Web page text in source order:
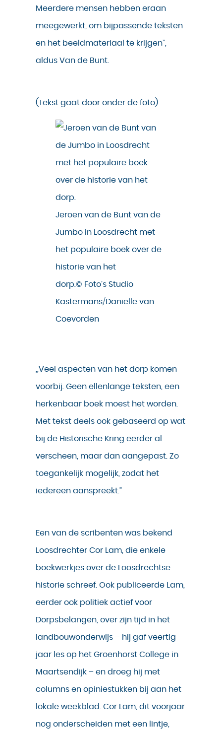
Meerdere mensen hebben eraan
meegewerkt, om bijpassende teksten
en het beeldmateriaal te krijgen”,
aldus Van de Bunt.
(Tekst gaat door onder de foto)
Jeroen van de Bunt van de
Jumbo in Loosdrecht met
het populaire boek over de
historie van het
dorp.© Foto’s Studio
Kastermans/Danielle van
Coevorden
,,Veel aspecten van het dorp komen
voorbij. Geen ellenlange teksten, een
herkenbaar boek moest het worden.
Met tekst deels ook gebaseerd op wat
bij de Historische Kring eerder al
verscheen, maar dan aangepast. Zo
toegankelijk mogelijk, zodat het
iedereen aanspreekt.”
Een van de scribenten was bekend
Loosdrechter Cor Lam, die enkele
boekwerkjes over de Loosdrechtse
historie schreef. Ook publiceerde Lam,
eerder ook politiek actief voor
Dorpsbelangen, over zijn tijd in het
landbouwonderwijs – hij gaf veertig
jaar les op het Groenhorst College in
Maartsendijk – en droeg hij met
columns en opiniestukken bij aan het
lokale weekblad. Cor Lam, dit voorjaar
nog onderscheiden met een lintje,